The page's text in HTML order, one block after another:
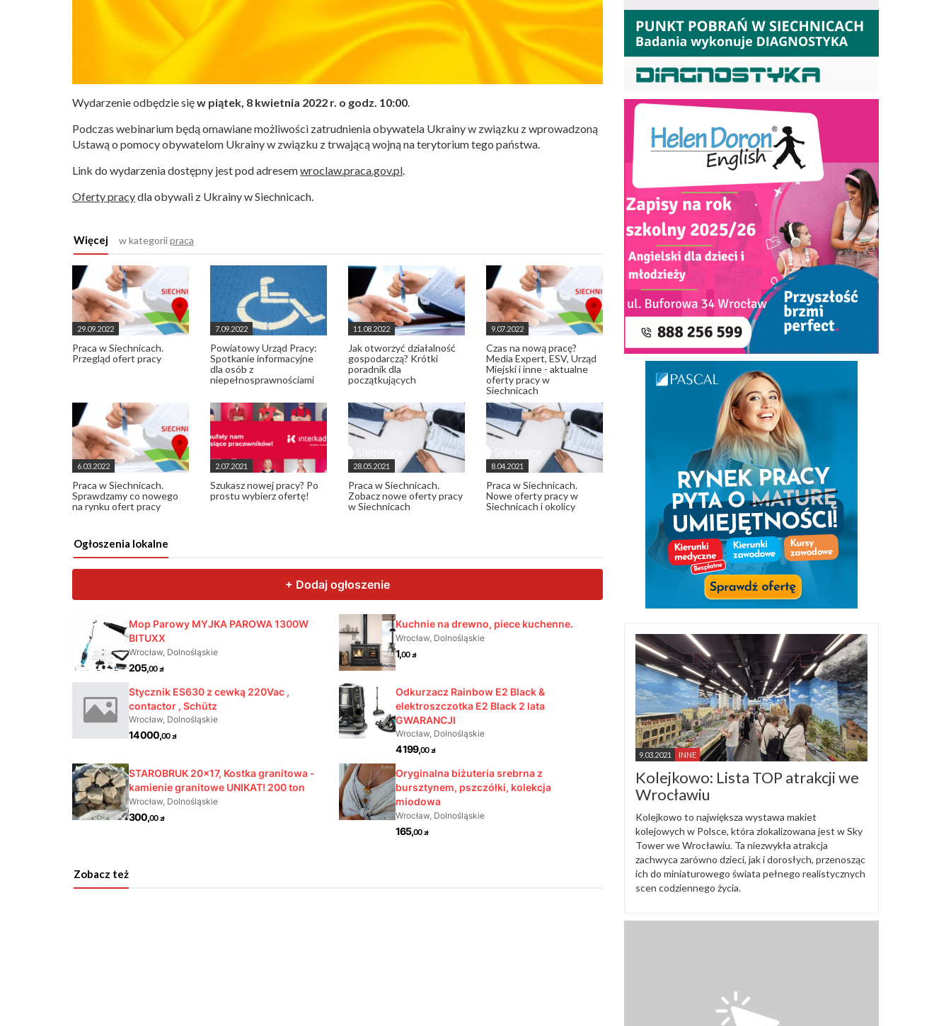
Wydarzenie odbędzie sięw piątek, 8 kwietnia 2022 r. o godz. 10:00
Podczas webinarium będą omawiane możliwości zatrudnienia obywatela Ukrainy w związku z wprowadzoną
Ustawą o pomocy obywatelom Ukrainy w związku z trwającą wojną na terytorium tego państwa.
Link do wydarzenia dostępny jest pod adresemwroclaw.praca.gov.pl
Oferty pracydla obywali z Ukrainy w Siechnicach.
Więcej w kategoriipraca
29.09.2022
Praca w Siechnicach.
Przegląd ofert pracy
7.09.2022
Powiatowy Urząd Pracy:
Spotkanie informacyjne
dla osób z
niepełnosprawnościami
11.08.2022
Jak otworzyć działalność
gospodarczą? Krótki
poradnik dla
początkujących
9.07.2022
Czas na nową pracę?
Media Expert, ESV, Urząd
Miejski i inne - aktualne
oferty pracy w
Siechnicach
6.03.2022
Praca w Siechnicach.
Sprawdzamy co nowego
na rynku ofert pracy
2.07.2021
Szukasz nowej pracy? Po
prostu wybierz ofertę!
28.05.2021
Praca w Siechnicach.
Zobacz nowe oferty pracy
w Siechnicach
8.04.2021
Praca w Siechnicach.
Nowe oferty pracy w
Siechnicach i okolicy
Ogłoszenia lokalne
Zobacz też
9.03.2021 INNE
Kolejkowo: Lista TOP atrakcji we
Wrocławiu
Kolejkowo to największa wystawa makiet
kolejowych w Polsce, która zlokalizowana jest w Sky
Tower we Wrocławiu. Ta niezwykła atrakcja
zachwyca zarówno dzieci, jak i dorosłych, przenosząc
ich do miniaturowego świata pełnego realistycznych
scen codziennego życia.